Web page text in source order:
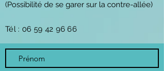
(Possibilité de se garer sur la contre-allée)
Tél : 06 59 42 96 66